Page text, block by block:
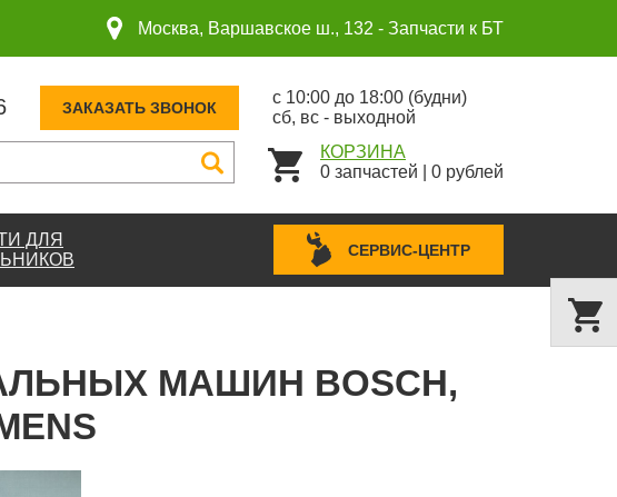
Москва, Варшавское ш., 132 - Запчасти к БТ
ЗАКАЗАТЬ ЗВОНОК
с 10:00 до 18:00 (будни)
сб, вс - выходной
КОРЗИНА
0 запчастей 0 рублей
ДЛЯ
СЕРВИС-ЦЕНТР
МАШИН BOSCH,